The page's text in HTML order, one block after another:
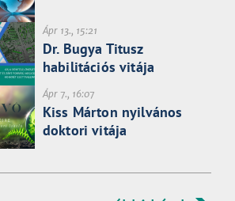
Ápr 13., 15:21
Dr. Bugya Titusz
habilitációs vitája
Ápr 7., 16:07
Kiss Márton nyilvános
doktori vitája